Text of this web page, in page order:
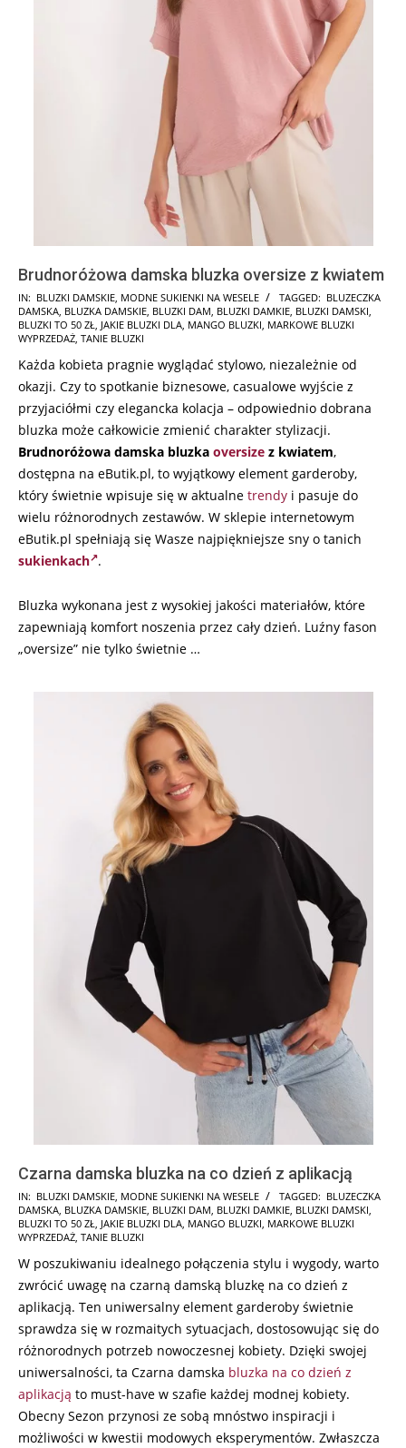
Brudnoróżowa damska bluzka oversize z kwiatem
2024-
07-
17
IN: BLUZKI DAMSKIE MODNE SUKIENKI NA WESELE TAGGED: BLUZECZKA
DAMSKA BLUZKA DAMSKIE BLUZKI DAM BLUZKI DAMKIE BLUZKI DAMSKI
BLUZKI TO 50 ZŁ JAKIE BLUZKI DLA MANGO BLUZKI MARKOWE BLUZKI
WYPRZEDAŻ TANIE BLUZKI
Każda kobieta pragnie wyglądać stylowo, niezależnie od
okazji. Czy to spotkanie biznesowe, casualowe wyjście z
przyjaciółmi czy elegancka kolacja – odpowiednio dobrana
bluzka może całkowicie zmienić charakter stylizacji.
Brudnoróżowa damska bluzka oversize z kwiatem,
dostępna na eButik.pl, to wyjątkowy element garderoby,
który świetnie wpisuje się w aktualne trendy i pasuje do
wielu różnorodnych zestawów. W sklepie internetowym
eButik.pl spełniają się Wasze najpiękniejsze sny o tanich
sukienkach .
Bluzka wykonana jest z wysokiej jakości materiałów, które
zapewniają komfort noszenia przez cały dzień. Luźny fason
„oversize” nie tylko świetnie …
Czarna damska bluzka na co dzień z aplikacją
2024-
07-
17
IN: BLUZKI DAMSKIE, MODNE SUKIENKI NA WESELE TAGGED: BLUZECZKA
DAMSKA, BLUZKA DAMSKIE, BLUZKI DAM, BLUZKI DAMKIE, BLUZKI DAMSKI,
BLUZKI TO 50 ZŁ, JAKIE BLUZKI DLA, MANGO BLUZKI, MARKOWE BLUZKI
WYPRZEDAŻ, TANIE BLUZKI
W poszukiwaniu idealnego połączenia stylu i wygody, warto
zwrócić uwagę na czarną damską bluzkę na co dzień z
aplikacją. Ten uniwersalny element garderoby świetnie
sprawdza się w rozmaitych sytuacjach, dostosowując się do
różnorodnych potrzeb nowoczesnej kobiety. Dzięki swojej
uniwersalności, ta Czarna damska bluzka na co dzień z
aplikacją to must-have w szafie każdej modnej kobiety.
Obecny Sezon przynosi ze sobą mnóstwo inspiracji i
możliwości w kwestii modowych eksperymentów. Zwłaszcza